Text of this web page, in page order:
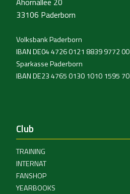
33106 Paderborn
Volksbank Paderborn
IBAN DE04 4726 0121 8839 9772 00
Sparkasse Paderborn
IBAN DE23 4765 0130 1010 1595 70
Club
TRAINING
INTERNAT
FANSHOP
YEARBOOKS